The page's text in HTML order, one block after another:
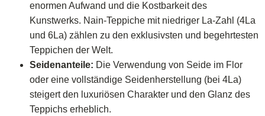
enormen Aufwand und die Kostbarkeit des
Kunstwerks. Nain-Teppiche mit niedriger La-Zahl (4La
und 6La) zählen zu den exklusivsten und begehrtesten
Teppichen der Welt.
Seidenanteile: Die Verwendung von Seide im Flor
oder eine vollständige Seidenherstellung (bei 4La)
steigert den luxuriösen Charakter und den Glanz des
Teppichs erheblich.